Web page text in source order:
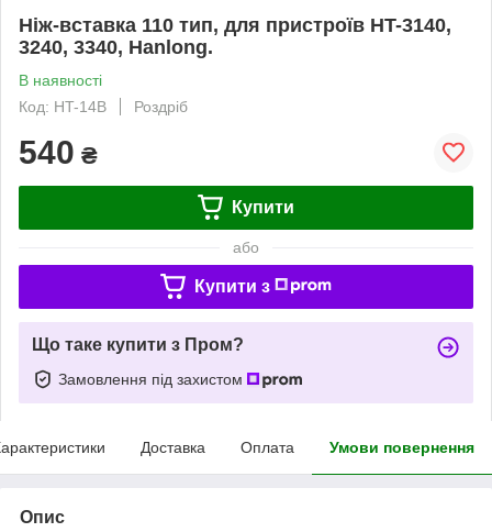
Ніж-вставка 110 тип, для пристроїв HT-3140,
3240, 3340, Hanlong.
В наявності
Код: HT-14B
Роздріб
540 ₴
Купити
або
Купити з
Що таке купити з Пром?
Замовлення під захистом
Доставка Оплата Умови повернення
Опис